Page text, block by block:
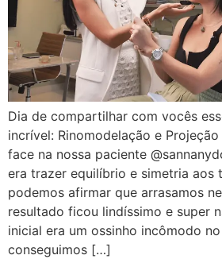
Dia de compartilhar com vocês
incrível: Rinomodelação e
face na nossa paciente
era trazer equilíbrio e simetria aos
podemos afirmar que arrasamos
resultado ficou lindíssimo e super
inicial era um ossinho incômodo
conseguimos […]